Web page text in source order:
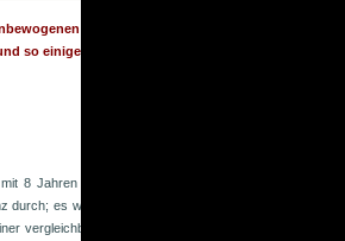
Chinese
so einiges mehr...
8 Jahren musste ich ihn auf Grund einer
durch; es war manchmal richtig zum Mäuse melken. Ich
vergleichbaren Rasse. Durch den Tipp von einer